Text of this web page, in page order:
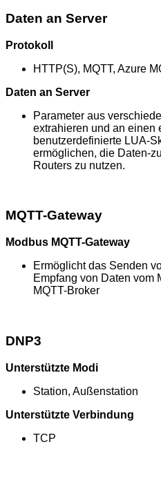
Daten an Server
Protokoll
HTTP(S), MQTT, Azure
Daten an Server
Parameter aus
extrahieren und an einen
benutzerdefinierte LUA-
ermöglichen, die Daten-
Routers zu nutzen.
MQTT-Gateway
Modbus MQTT-Gateway
Ermöglicht das Senden
Empfang von Daten vom
MQTT-Broker
DNP3
Unterstützte Modi
Station, Außenstation
Unterstützte Verbindung
TCP